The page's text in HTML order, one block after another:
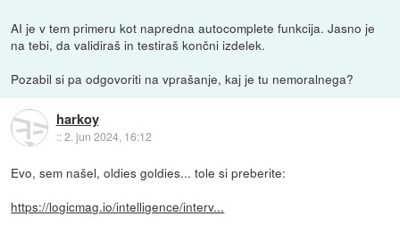
AI je v tem primeru kot napredna autocomplete funkcija. Jasno je
na tebi, da validiraš in testiraš končni izdelek.
Pozabil si pa odgovoriti na vprašanje, kaj je tu nemoralnega?
harkoy
::2. jun 2024, 16:12
Evo, sem našel, oldies goldies... tole si preberite:
https://logicmag.io/intelligence/interv...